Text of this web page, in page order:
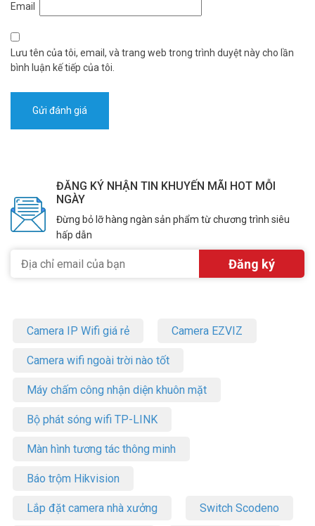
Email
Lưu tên của tôi, email, và trang web trong trình duyệt này cho lần
bình luận kế tiếp của tôi.
ĐĂNG KÝ NHẬN TIN KHUYẾN MÃI HOT MỖI
NGÀY
Đừng bỏ lỡ hàng ngàn sản phẩm từ chương trình siêu
hấp dẫn
Camera IP Wifi giá rẻ Camera EZVIZ
Camera wifi ngoài trời nào tốt
Máy chấm công nhận diện khuôn mặt
Bộ phát sóng wifi TP-LINK
Màn hình tương tác thông minh
Báo trộm Hikvision
Lắp đặt camera nhà xưởng Switch Scodeno